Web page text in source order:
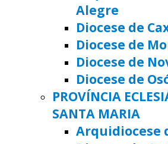
Alegre
Diocese de
Diocese de
Diocese de
Diocese de
PROVÍNCIA
SANTA MARIA
Arquidiocese